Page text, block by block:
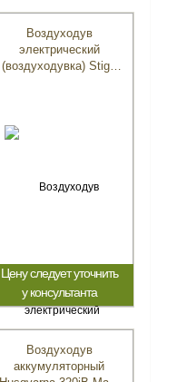
Воздуходув
электрический
(воздуходувка) Stiga
Цену следует уточнить
у консультанта
Воздуходув
аккумуляторный